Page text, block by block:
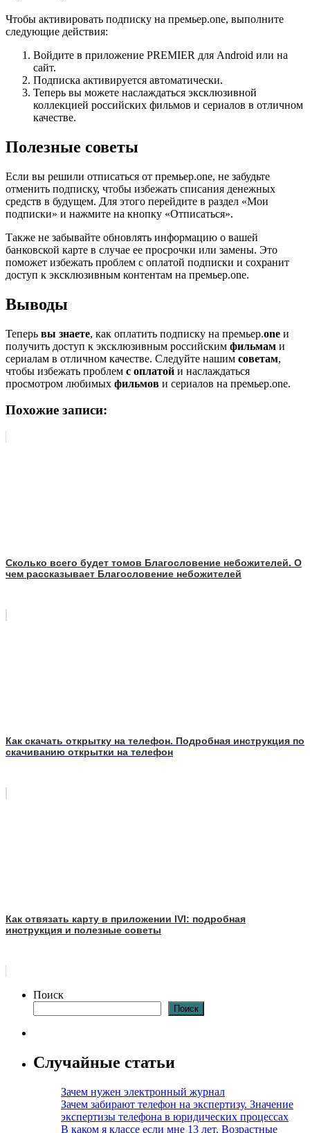
Чтобы активировать подписку на премьер.one, выполните
следующие действия:
Войдите в приложение PREMIER для Android или на
сайт.
Подписка активируется автоматически.
Теперь вы можете наслаждаться эксклюзивной
коллекцией российских фильмов и сериалов в отличном
качестве.
Полезные советы
Если вы решили отписаться от премьер.one, не забудьте
отменить подписку, чтобы избежать списания денежных
средств в будущем. Для этого перейдите в раздел «Мои
подписки» и нажмите на кнопку «Отписаться».
Также не забывайте обновлять информацию о вашей
банковской карте в случае ее просрочки или замены. Это
поможет избежать проблем с оплатой подписки и сохранит
доступ к эксклюзивным контентам на премьер.one.
Выводы
Теперь вы знаете, как оплатить подписку на премьер.one и
получить доступ к эксклюзивным российским фильмам и
сериалам в отличном качестве. Следуйте нашим советам,
чтобы избежать проблем с оплатой и наслаждаться
просмотром любимых фильмов и сериалов на премьер.one.
Похожие записи:
Сколько всего будет томов Благословение небожителей. О
чем рассказывает Благословение небожителей
Как скачать открытку на телефон. Подробная инструкция по
скачиванию открытки на телефон
Как отвязать карту в приложении IVI: подробная
инструкция и полезные советы
Поиск
Поиск
Случайные статьи
Зачем нужен электронный журнал
Зачем забирают телефон на экспертизу. Значение
экспертизы телефона в юридических процессах
В каком я классе если мне 13 лет. Возрастные